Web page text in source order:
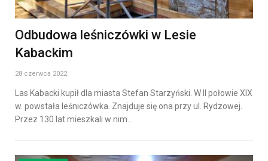
Odbudowa leśniczówki w Lesie
Kabackim
28 czerwca 2022
Las Kabacki kupił dla miasta Stefan Starzyński. W II połowie XIX
w. powstała leśniczówka. Znajduje się ona przy ul. Rydzowej.
Przez 130 lat mieszkali w nim…